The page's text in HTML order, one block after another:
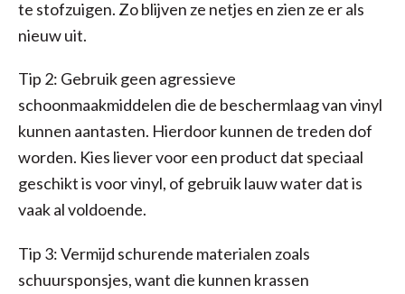
te stofzuigen. Zo blijven ze netjes en zien ze er als
nieuw uit.
Tip 2: Gebruik geen agressieve
schoonmaakmiddelen die de beschermlaag van vinyl
kunnen aantasten. Hierdoor kunnen de treden dof
worden. Kies liever voor een product dat speciaal
geschikt is voor vinyl, of gebruik lauw water dat is
vaak al voldoende.
Tip 3: Vermijd schurende materialen zoals
schuursponsjes, want die kunnen krassen